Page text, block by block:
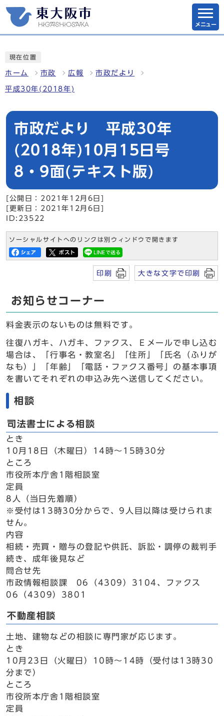
メニュー
現在位置
ホーム 市政 広報 市政だより
平成30年(2018年)
市政だより 平成30年
(2018年)10月15日号
8・9面(テキスト版)
[公開日：2021年12月6日]
[更新日：2021年12月6日]
ID:23522
ソーシャルサイトへのリンクは別ウィンドウで開きます
印刷 大きな文字で印刷
お知らせコーナー
料金表示のないものは無料です。
往復ハガキ、ハガキ、ファクス、Ｅメールで申し込む
場合は、「行事名・教室名」「住所」「氏名（ふりが
なも）」「年齢」「電話・ファクス番号」の基本事項
を書いてそれぞれの申込み先へ送信してください。
相談
司法書士による相談
とき
10月18日（木曜日）14時～15時30分
ところ
市役所本庁舎1階相談室
定員
8人（当日先着順）
※受付は13時30分からで、9人目以降は受けられま
せん。
内容
相続・売買・贈与の登記や供託、訴訟・調停の裁判手
続き、成年後見など
問合せ先
市政情報相談課 06（4309）3104、ファクス
06（4309）3801
不動産相談
土地、建物などの相談に専門家が応じます。
とき
10月23日（火曜日）10時～14時（受付は13時30
分まで）
ところ
市役所本庁舎1階相談室
定員